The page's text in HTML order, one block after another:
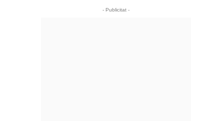
- Publicitat -